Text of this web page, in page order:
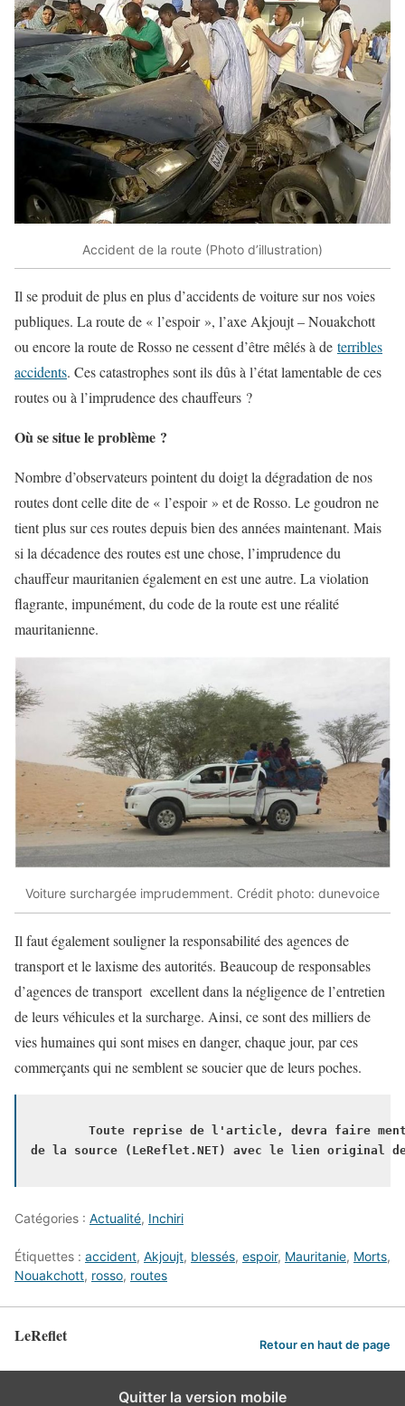
Accident de la route (Photo d’illustration)
Il se produit de plus en plus d’accidents de voiture sur nos voies
publiques. La route de « l’espoir », l’axe Akjoujt – Nouakchott
ou encore la route de Rosso ne cessent d’être mêlés à de terribles
accidents. Ces catastrophes sont ils dûs à l’état lamentable de ces
routes ou à l’imprudence des chauffeurs ?
Où se situe le problème ?
Nombre d’observateurs pointent du doigt la dégradation de nos
routes dont celle dite de « l’espoir » et de Rosso. Le goudron ne
tient plus sur ces routes depuis bien des années maintenant. Mais
si la décadence des routes est une chose, l’imprudence du
chauffeur mauritanien également en est une autre. La violation
flagrante, impunément, du code de la route est une réalité
mauritanienne.
Voiture surchargée imprudemment. Crédit photo: dunevoice
Il faut également souligner la responsabilité des agences de
transport et le laxisme des autorités. Beaucoup de responsables
d’agences de transport excellent dans la négligence de l’entretien
de leurs véhicules et la surcharge. Ainsi, ce sont des milliers de
vies humaines qui sont mises en danger, chaque jour, par ces
commerçants qui ne semblent se soucier que de leurs poches.
Toute reprise de l'article, devra faire
de la source
(LeReflet.NET) avec le lien original
Catégories : Actualité, Inchiri
Étiquettes : accident, Akjoujt, blessés, espoir, Mauritanie, Morts,
Nouakchott, rosso, routes
LeReflet Retour en haut de page
Quitter la version mobile